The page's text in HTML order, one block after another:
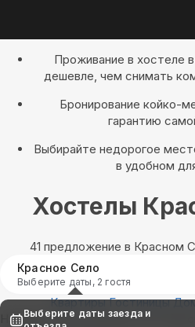
Проживание в хостеле
дешевле, чем снимать
Бронирование койко-
гарантию
Выбирайте недорогое
в удобном
Хостелы
41 предложение в Красном
Красное Село
Выберите даты, 2 гостя
Квартиры Гостиницы
Найдём, где остановиться в
Выберите даты заезда и